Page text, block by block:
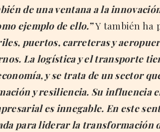
de una ventana a la
ejemplo de ello.”Y también ha
puertos, carreteras y
La logística y el transporte
y se trata de un sector
y resiliencia. Su influencia
es innegable. En este
para liderar la transformación